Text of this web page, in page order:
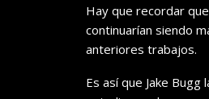
Hay que recordar
continuarían siendo
anteriores trabajos.
Es así que Jake